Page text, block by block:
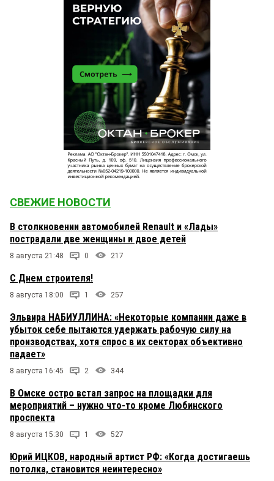
СВЕЖИЕ НОВОСТИ
В столкновении автомобилей Renault и «Лады»
пострадали две женщины и двое детей
8 августа 21:48 0 217
С Днем строителя!
8 августа 18:00 1 257
Эльвира НАБИУЛЛИНА: «Некоторые компании даже в
убыток себе пытаются удержать рабочую силу на
производствах, хотя спрос в их секторах объективно
падает»
8 августа 16:45 2 344
В Омске остро встал запрос на площадки для
мероприятий – нужно что-то кроме Любинского
проспекта
8 августа 15:30 1 527
Юрий ИЦКОВ, народный артист РФ: «Когда достигаешь
потолка, становится неинтересно»